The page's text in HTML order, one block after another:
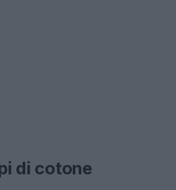
di cotone